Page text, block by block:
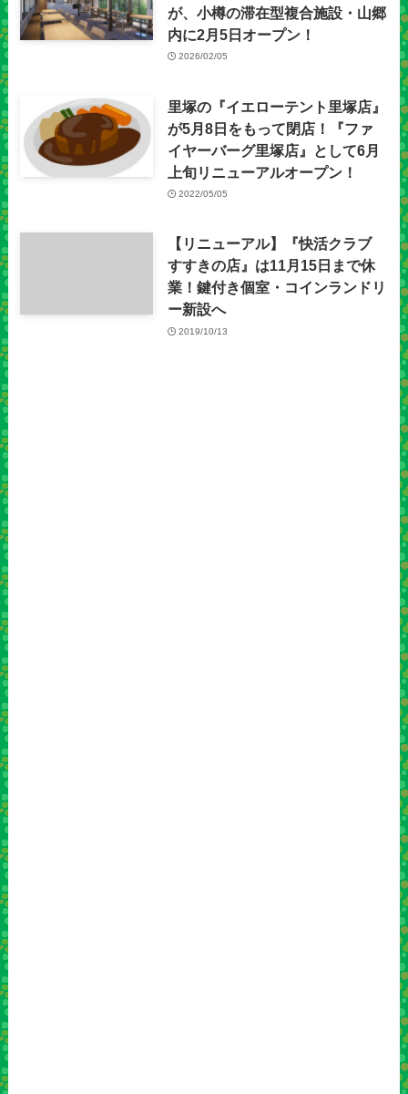
が、小樽の滞在型複合施設・山郷
内に2月5日オープン！
2026/02/05
里塚の『イエローテント里塚店』
が5月8日をもって閉店！『ファ
イヤーバーグ里塚店』として6月
上旬リニューアルオープン！
2022/05/05
【リニューアル】『快活クラブ
すすきの店』は11月15日まで休
業！鍵付き個室・コインランドリ
ー新設へ
2019/10/13